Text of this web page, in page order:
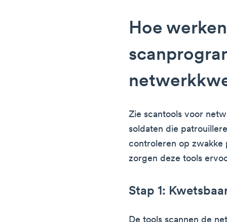
Hoe werken
Zie scantools voor
soldaten die
controleren op zwakke
zorgen deze tools
Stap 1: